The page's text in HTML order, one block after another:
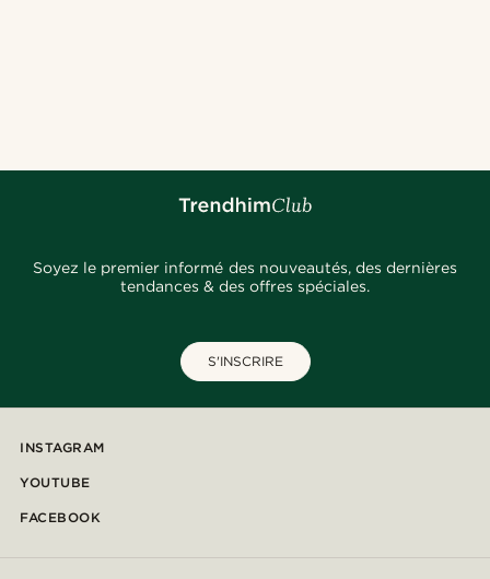
Soyez le premier informé des nouveautés, des dernières
tendances & des offres spéciales.
S'INSCRIRE
INSTAGRAM
YOUTUBE
FACEBOOK